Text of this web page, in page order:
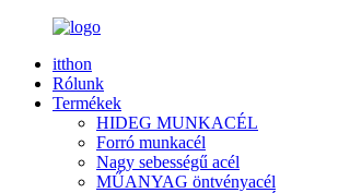
itthon
Rólunk
Termékek
HIDEG MUNKACÉL
Forró munkacél
Nagy sebességű acél
MŰANYAG öntvényacél